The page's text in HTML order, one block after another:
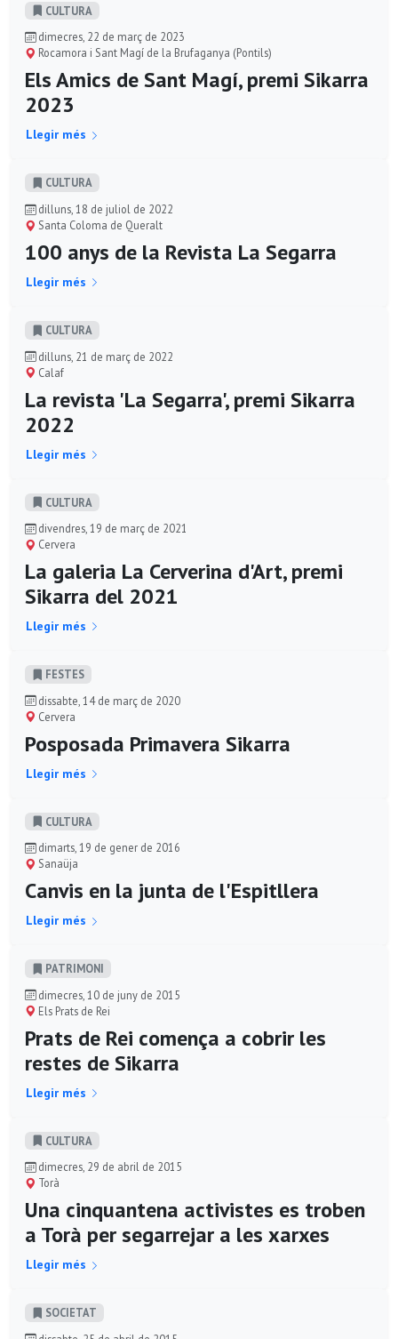
CULTURA
dimecres, 22 de març de 2023
Rocamora i Sant Magí de la Brufaganya (Pontils)
Els Amics de Sant Magí, premi Sikarra
2023
Llegir més
CULTURA
dilluns, 18 de juliol de 2022
Santa Coloma de Queralt
100 anys de la Revista La Segarra
Llegir més
CULTURA
dilluns, 21 de març de 2022
Calaf
La revista 'La Segarra', premi Sikarra
2022
Llegir més
CULTURA
divendres, 19 de març de 2021
Cervera
La galeria La Cerverina d'Art, premi
Sikarra del 2021
Llegir més
FESTES
dissabte, 14 de març de 2020
Cervera
Posposada Primavera Sikarra
Llegir més
CULTURA
dimarts, 19 de gener de 2016
Sanaüja
Canvis en la junta de l'Espitllera
Llegir més
PATRIMONI
dimecres, 10 de juny de 2015
Els Prats de Rei
Prats de Rei comença a cobrir les
restes de Sikarra
Llegir més
CULTURA
dimecres, 29 de abril de 2015
Torà
Una cinquantena activistes es troben
a Torà per segarrejar a les xarxes
Llegir més
SOCIETAT